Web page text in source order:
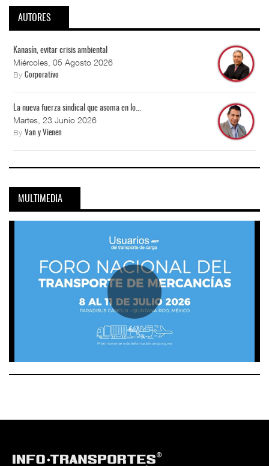
AUTORES
Kanasín, evitar crisis ambiental
Miércoles, 05 Agosto 2026
By Corporativo
La nueva fuerza sindical que asoma en lo...
Martes, 23 Junio 2026
By Van y Vienen
MULTIMEDIA